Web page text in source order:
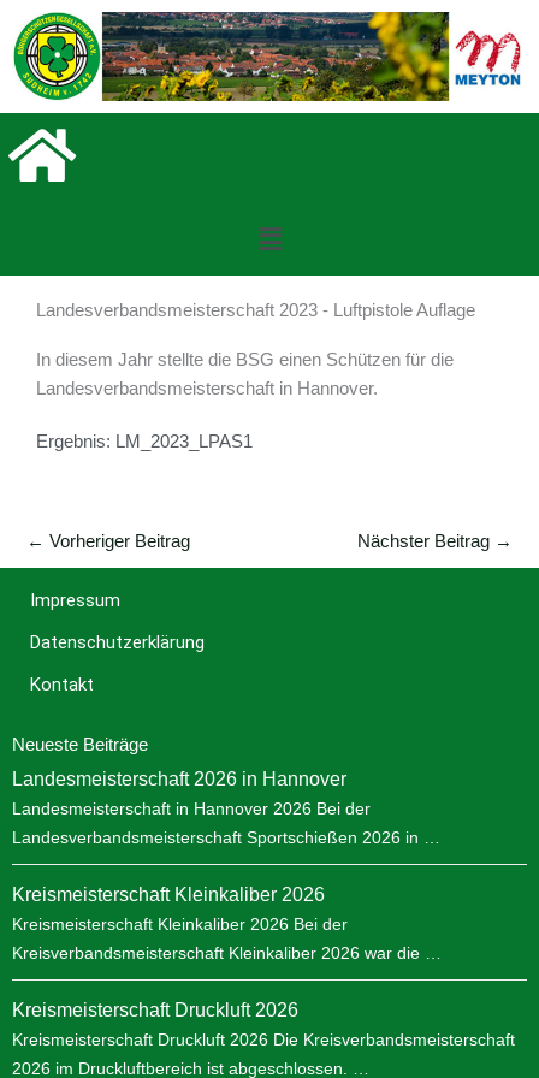
Inhalt
springen
Menü
Landesverbandsmeisterschaft 2023 - Luftpistole Auflage
In diesem Jahr stellte die BSG einen Schützen für die
Landesverbandsmeisterschaft in Hannover.
Ergebnis: LM_2023_LPAS1
← Vorheriger Beitrag Nächster Beitrag →
Impressum
Datenschutzerklärung
Kontakt
Neueste Beiträge
Landesmeisterschaft 2026 in Hannover
Landesmeisterschaft in Hannover 2026 Bei der
Landesverbandsmeisterschaft Sportschießen 2026 in …
Kreismeisterschaft Kleinkaliber 2026
Kreismeisterschaft Kleinkaliber 2026 Bei der
Kreisverbandsmeisterschaft Kleinkaliber 2026 war die …
Kreismeisterschaft Druckluft 2026
Kreismeisterschaft Druckluft 2026 Die Kreisverbandsmeisterschaft
2026 im Druckluftbereich ist abgeschlossen. …